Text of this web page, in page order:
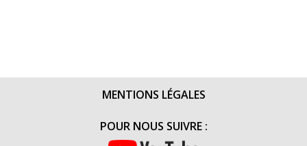
MENTIONS LÉGALES
POUR NOUS SUIVRE :